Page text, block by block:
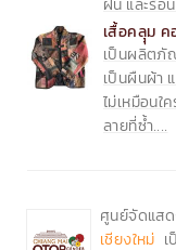
เสื้อคลุุม ค
เป็นผลิตภั
เป็นผืนผ้า
ไม่เหมือนใ
ลายที่ซ้ำ....
ศูนย์จัดแ
เชียงใหม่